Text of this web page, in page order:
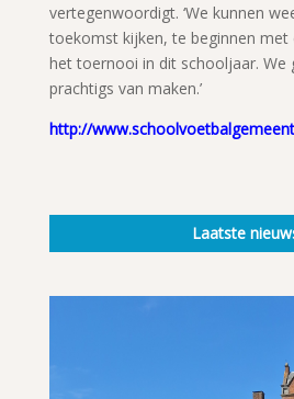
vertegenwoordigt. ‘We kunnen
toekomst kijken, te beginnen met
het toernooi in dit schooljaar. We
prachtigs van maken.’
http://
Laatste